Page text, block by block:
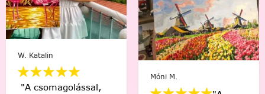
Varga Ági